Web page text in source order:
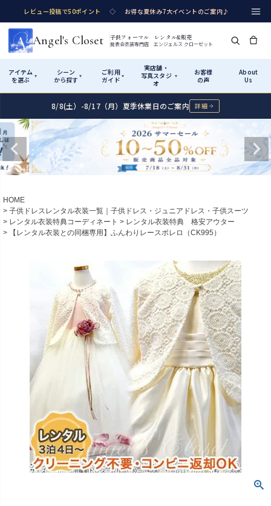
レビュー投稿で50ポイント ◇ お得な夏休み7大イベントのご案内♪
Angel's Closet 子供フォーマル レンタル&販売
発表会衣装専門店 エンジェルス クローゼット
アイテム
を選ぶ
▾
シーン
から探す ▾
ご利用
ガイド ▾
実店舗・
写真スタジ
オ
▾
お客様
の声
About
Us
Shop by Category アイテムから探す
カテゴリ詳細 サイズで選ぶ
Rentalレンタル
七五三着物 シューズ
小物・アクセ パニエ
アウター レディース
コスチューム アウター
インナー・パニエ アクセサリー
Shop by Occasion シーンから探す
性別・サイズで絞り込む→
Recital & Concours
発表会・コンクール
舞台で輝くステージ衣装
Wedding
結婚式
フラワーガール・リングボーイ・ゲ
スト
Graduation & Entrance
卒業式・入学式
きちんと感のあるフォーマル
Shichi-Go-San
七五三
3歳・5歳・7歳の晴れの日
How It Works ご利用ガイド
Startはじめに
01
02 サイズの選び方
測り方と目安
創業2003年からの想い
レンタル
レンタルのご案内
予約・配送・返却・料金
レンタルの流れ
汚れ・キズ・破損の補償
Buy & Supportご購入・サポート
Visit Us 実店舗・写真スタジオ
実店舗 つくば店
Tsukuba Boutique
〒 茨城県土浦市大町14-16-1F
10:00–18:00（完全予約制）
店舗を予約する →
8/8(土）-8/17（月）夏季休業日のご案内 詳細
HOME
子供ドレスレンタル衣装一覧｜子供ドレス・ジュニアドレス・子供スーツ
レンタル衣装特典コーディネート
レンタル衣装特典 格安アウター
【レンタル衣装との同梱専用】ふんわりレースボレロ（CK995）